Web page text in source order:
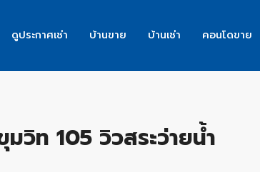
ดูประกาศเช่า บ้านขาย บ้านเช่า คอนโดขาย
ท 105 วิวสระว่ายน้ำ